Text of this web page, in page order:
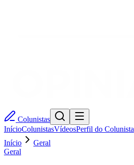
Colunistas
InícioColunistasVídeosPerfil do Colunista
Início
Geral
Geral